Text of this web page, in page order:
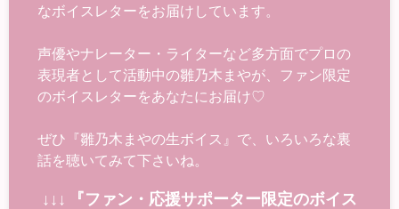
なボイスレターをお届けしています。
声優やナレーター・ライターなど多方面でプロの
表現者として活動中の雛乃木まやが、ファン限定
のボイスレターをあなたにお届け♡
ぜひ『雛乃木まやの生ボイス』で、いろいろな裏
話を聴いてみて下さいね。
↓↓↓ 『ファン・応援サポーター限定のボイス